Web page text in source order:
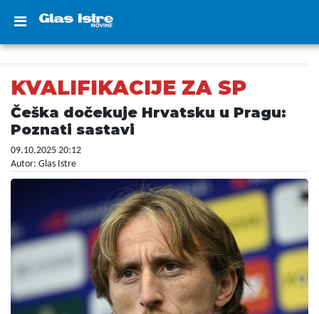
KVALIFIKACIJE ZA SP
Češka dočekuje Hrvatsku u Pragu:
Poznati sastavi
09.10.2025 20:12
Autor: Glas Istre